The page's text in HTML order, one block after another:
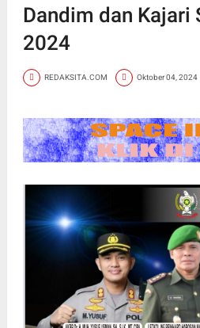
Dandim dan Kajari
2024
REDAKSITA.COM Oktober 04, 2024